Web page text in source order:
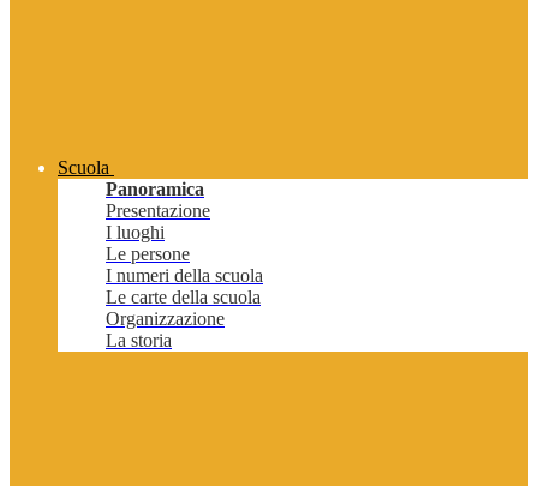
Scuola
Panoramica
Presentazione
I luoghi
Le persone
I numeri della scuola
Le carte della scuola
Organizzazione
La storia